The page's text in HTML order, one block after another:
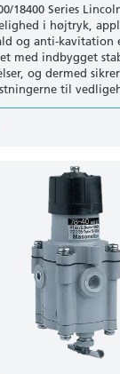
18400 Series
i højtryk,
og anti-kavitation
med indbygget
og dermed
til